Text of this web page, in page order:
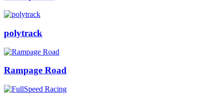
polytrack
Rampage Road